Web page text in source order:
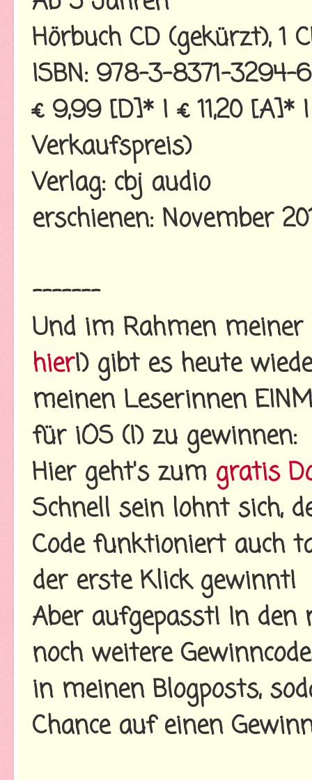
Hörbuch CD (gekürzt), 1
ISBN: 978-3-8371-3294-6
€ 9,99 [D]* | € 11,20 [A]*
Verkaufspreis)
Verlag: cbj audio
erschienen: November
-------
Und im Rahmen meiner
hier!) gibt es heute
meinen Leserinnen
für iOS (!) zu gewinnen:
Hier geht's zum gratis
Schnell sein lohnt sich,
Code funktioniert auch
der erste Klick gewinnt!
Aber aufgepasst! In den
noch weitere
in meinen Blogposts,
Chance auf einen